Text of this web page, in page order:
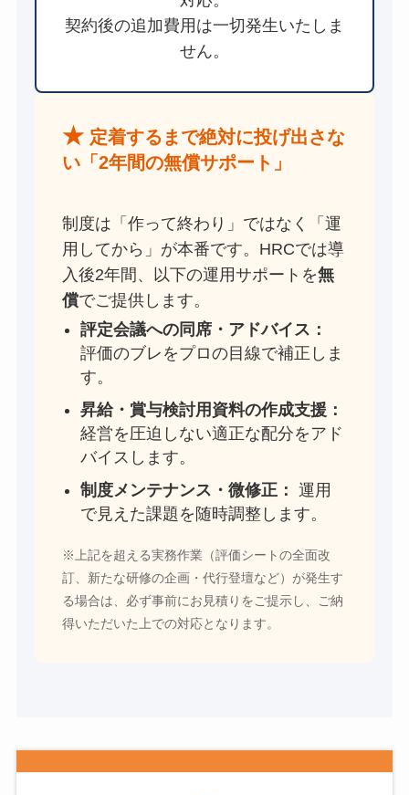
契約後の追加費用は一切発生いたしま
せん。
★定着するまで絶対に投げ出さな
い「2年間の無償サポート」
制度は「作って終わり」ではなく「運
用してから」が本番です。HRCでは導
入後2年間、以下の運用サポートを無
償でご提供します。
評定会議への同席・アドバイス：
評価のブレをプロの目線で補正しま
す。
昇給・賞与検討用資料の作成支援：
経営を圧迫しない適正な配分をアド
バイスします。
制度メンテナンス・微修正： 運用
で見えた課題を随時調整します。
※上記を超える実務作業（評価シートの全面改
訂、新たな研修の企画・代行登壇など）が発生す
る場合は、必ず事前にお見積りをご提示し、ご納
得いただいた上での対応となります。